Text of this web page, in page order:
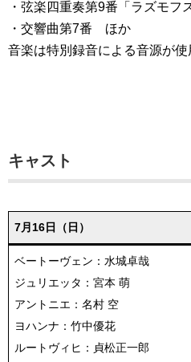
・弦楽四重奏第9番「ラズモフ
・交響曲第7番 ほか
音楽は特別録音による音源が使
キャスト
7月16日（日）
ベートーヴェン：水城卓哉
ジュリエッタ：宮本 萌
アントニエ：名村 空
ヨハンナ：竹中優花
ルートヴィヒ：貞松正一郎